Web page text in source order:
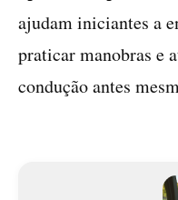
ajudam iniciantes a
praticar manobras e
condução antes